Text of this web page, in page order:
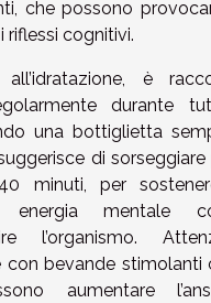
che possono
riflessi cognitivi.
all’idratazione, è
durante
una bottiglietta
di
minuti, per
energia mentale
l’organismo.
con bevande stimolanti
aumentare